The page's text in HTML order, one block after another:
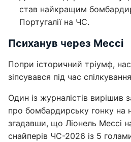
став найкращим
Португалії на ЧС.
Психанув через Мессі
Попри історичний тріумф,
зіпсувався під час
Один із журналістів вирішив
про бомбардирську гонку на
згадавши, що Ліонель Мессі
снайперів ЧС-2026 із 5